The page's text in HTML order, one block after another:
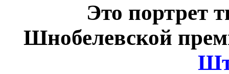
Это портрет
Шнобелевской